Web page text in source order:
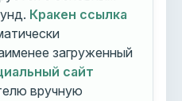
Кракен ссылка
загруженный
сайт
вручную